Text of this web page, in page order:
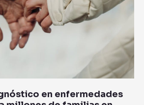
en enfermedades